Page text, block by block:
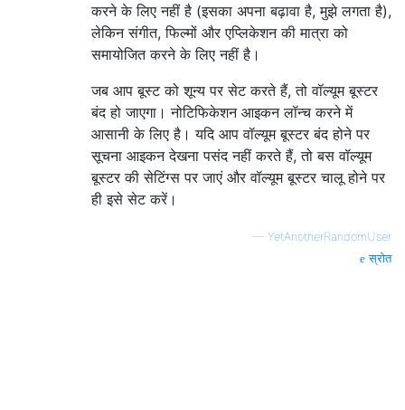
करने के लिए नहीं है (इसका अपना बढ़ावा है, मुझे लगता है),
लेकिन संगीत, फिल्मों और एप्लिकेशन की मात्रा को
समायोजित करने के लिए नहीं है।
जब आप बूस्ट को शून्य पर सेट करते हैं, तो वॉल्यूम बूस्टर
बंद हो जाएगा। नोटिफिकेशन आइकन लॉन्च करने में
आसानी के लिए है। यदि आप वॉल्यूम बूस्टर बंद होने पर
सूचना आइकन देखना पसंद नहीं करते हैं, तो बस वॉल्यूम
बूस्टर की सेटिंग्स पर जाएं और वॉल्यूम बूस्टर चालू होने पर
ही इसे सेट करें।
— YetAnotherRandomUser
स्रोत